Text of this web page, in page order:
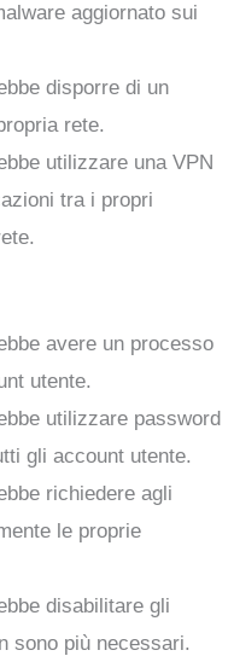
aggiornato sui
disporre di un
rete.
utilizzare una VPN
tra i propri
avere un processo
utente.
utilizzare password
gli account utente.
richiedere agli
le proprie
disabilitare gli
sono più necessari.